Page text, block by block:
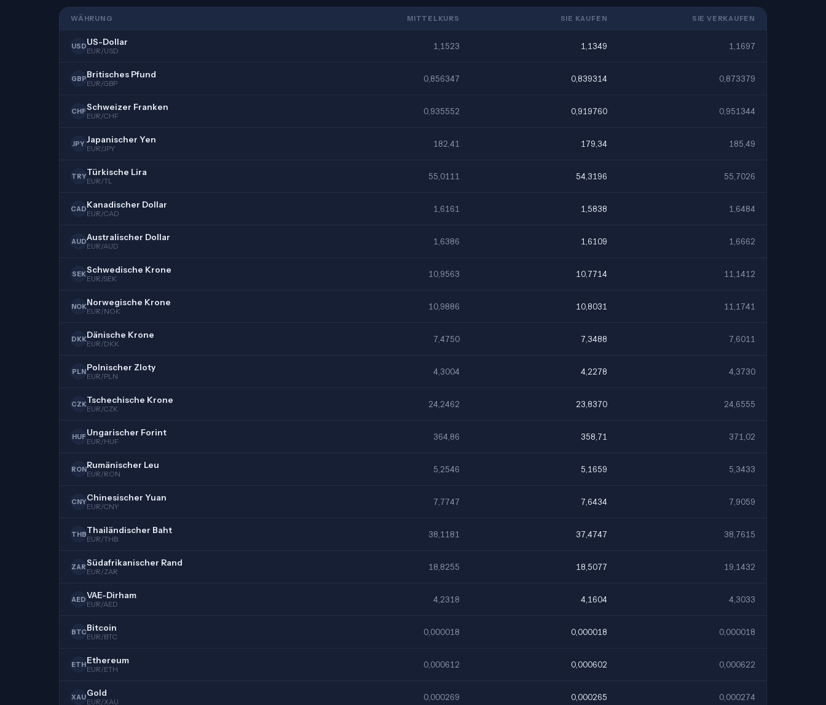
WÄHRUNG MITTELKURS SIE KAUFEN SIE VERKAUFEN
USDUS-Dollar
EUR/USD 1,1523 1,1349 1,1697
GBPBritisches Pfund
EUR/GBP 0,856347 0,839314 0,873379
CHFSchweizer Franken
EUR/CHF 0,935552 0,919760 0,951344
JPY Japanischer Yen
EUR/JPY 182,41 179,34 185,49
TRYTürkische Lira
EUR/TL 55,0111 54,3196 55,7026
CADKanadischer Dollar
EUR/CAD 1,6161 1,5838 1,6484
AUDAustralischer Dollar
EUR/AUD 1,6386 1,6109 1,6662
SEKSchwedische Krone
EUR/SEK 10,9563 10,7714 11,1412
NOKNorwegische Krone
EUR/NOK 10,9886 10,8031 11,1741
DKKDänische Krone
EUR/DKK 7,4750 7,3488 7,6011
PLNPolnischer Zloty
EUR/PLN 4,3004 4,2278 4,3730
CZKTschechische Krone
EUR/CZK 24,2462 23,8370 24,6555
HUF Ungarischer Forint
EUR/HUF 364,86 358,71 371,02
RONRumänischer Leu
EUR/RON 5,2546 5,1659 5,3433
CNYChinesischer Yuan
EUR/CNY 7,7747 7,6434 7,9059
THBThailändischer Baht
EUR/THB 38,1181 37,4747 38,7615
ZARSüdafrikanischer Rand
EUR/ZAR 18,8255 18,5077 19,1432
AEDVAE-Dirham
EUR/AED 4,2318 4,1604 4,3033
BTCBitcoin
EUR/BTC 0,000018 0,000018 0,000018
ETHEthereum
EUR/ETH 0,000612 0,000602 0,000622
XAUGold
EUR/XAU 0,000269 0,000265 0,000274